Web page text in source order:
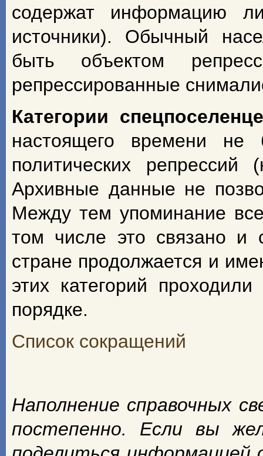
содержат информацию
источники). Обычный
быть объектом
репрессированные
Категории
настоящего времени не
политических
Архивные данные не
Между тем упоминание
том числе это связано и
стране продолжается и
этих категорий
порядке.
Список сокращений
Наполнение справочных
постепенно. Если вы